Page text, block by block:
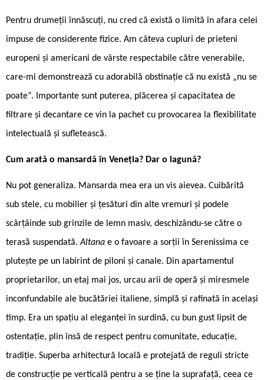
Pentru drumeții înnăscuți, nu cred că există o limită în afara celei
impuse de considerente fizice. Am câteva cupluri de prieteni
europeni și americani de vârste respectabile către venerabile,
care-mi demonstrează cu adorabilă obstinație că nu există „nu se
poate“. Importante sunt puterea, plăcerea și capacitatea de
filtrare și decantare ce vin la pachet cu provocarea la flexibilitate
intelectuală și sufletească.
Cum arată o mansardă în Veneția? Dar o lagună?
Nu pot generaliza. Mansarda mea era un vis aievea. Cuibărită
sub stele, cu mobilier și țesături din alte vremuri și podele
scârțâinde sub grinzile de lemn masiv, deschizându-se către o
terasă suspendată.Altana e o favoare a sorții în Serenissima ce
plutește pe un labirint de piloni și canale. Din apartamentul
proprietarilor, un etaj mai jos, urcau arii de operă și miresmele
inconfundabile ale bucătăriei italiene, simplă și rafinată în același
timp. Era un spațiu al eleganței în surdină, cu bun gust lipsit de
ostentație, plin însă de respect pentru comunitate, educație,
tradiție. Superba arhitectură locală e protejată de reguli stricte
de construcție pe verticală pentru a se ține la suprafață, ceea ce